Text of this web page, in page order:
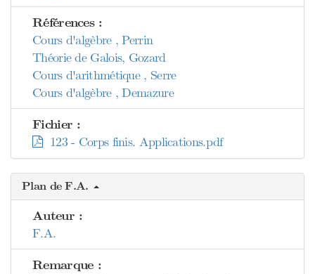
Références :
Cours d'algèbre , Perrin
Théorie de Galois, Gozard
Cours d'arithmétique , Serre
Cours d'algèbre , Demazure
Fichier :
123 - Corps finis. Applications.pdf
Plan de F.A.
Auteur :
F.A.
Remarque :